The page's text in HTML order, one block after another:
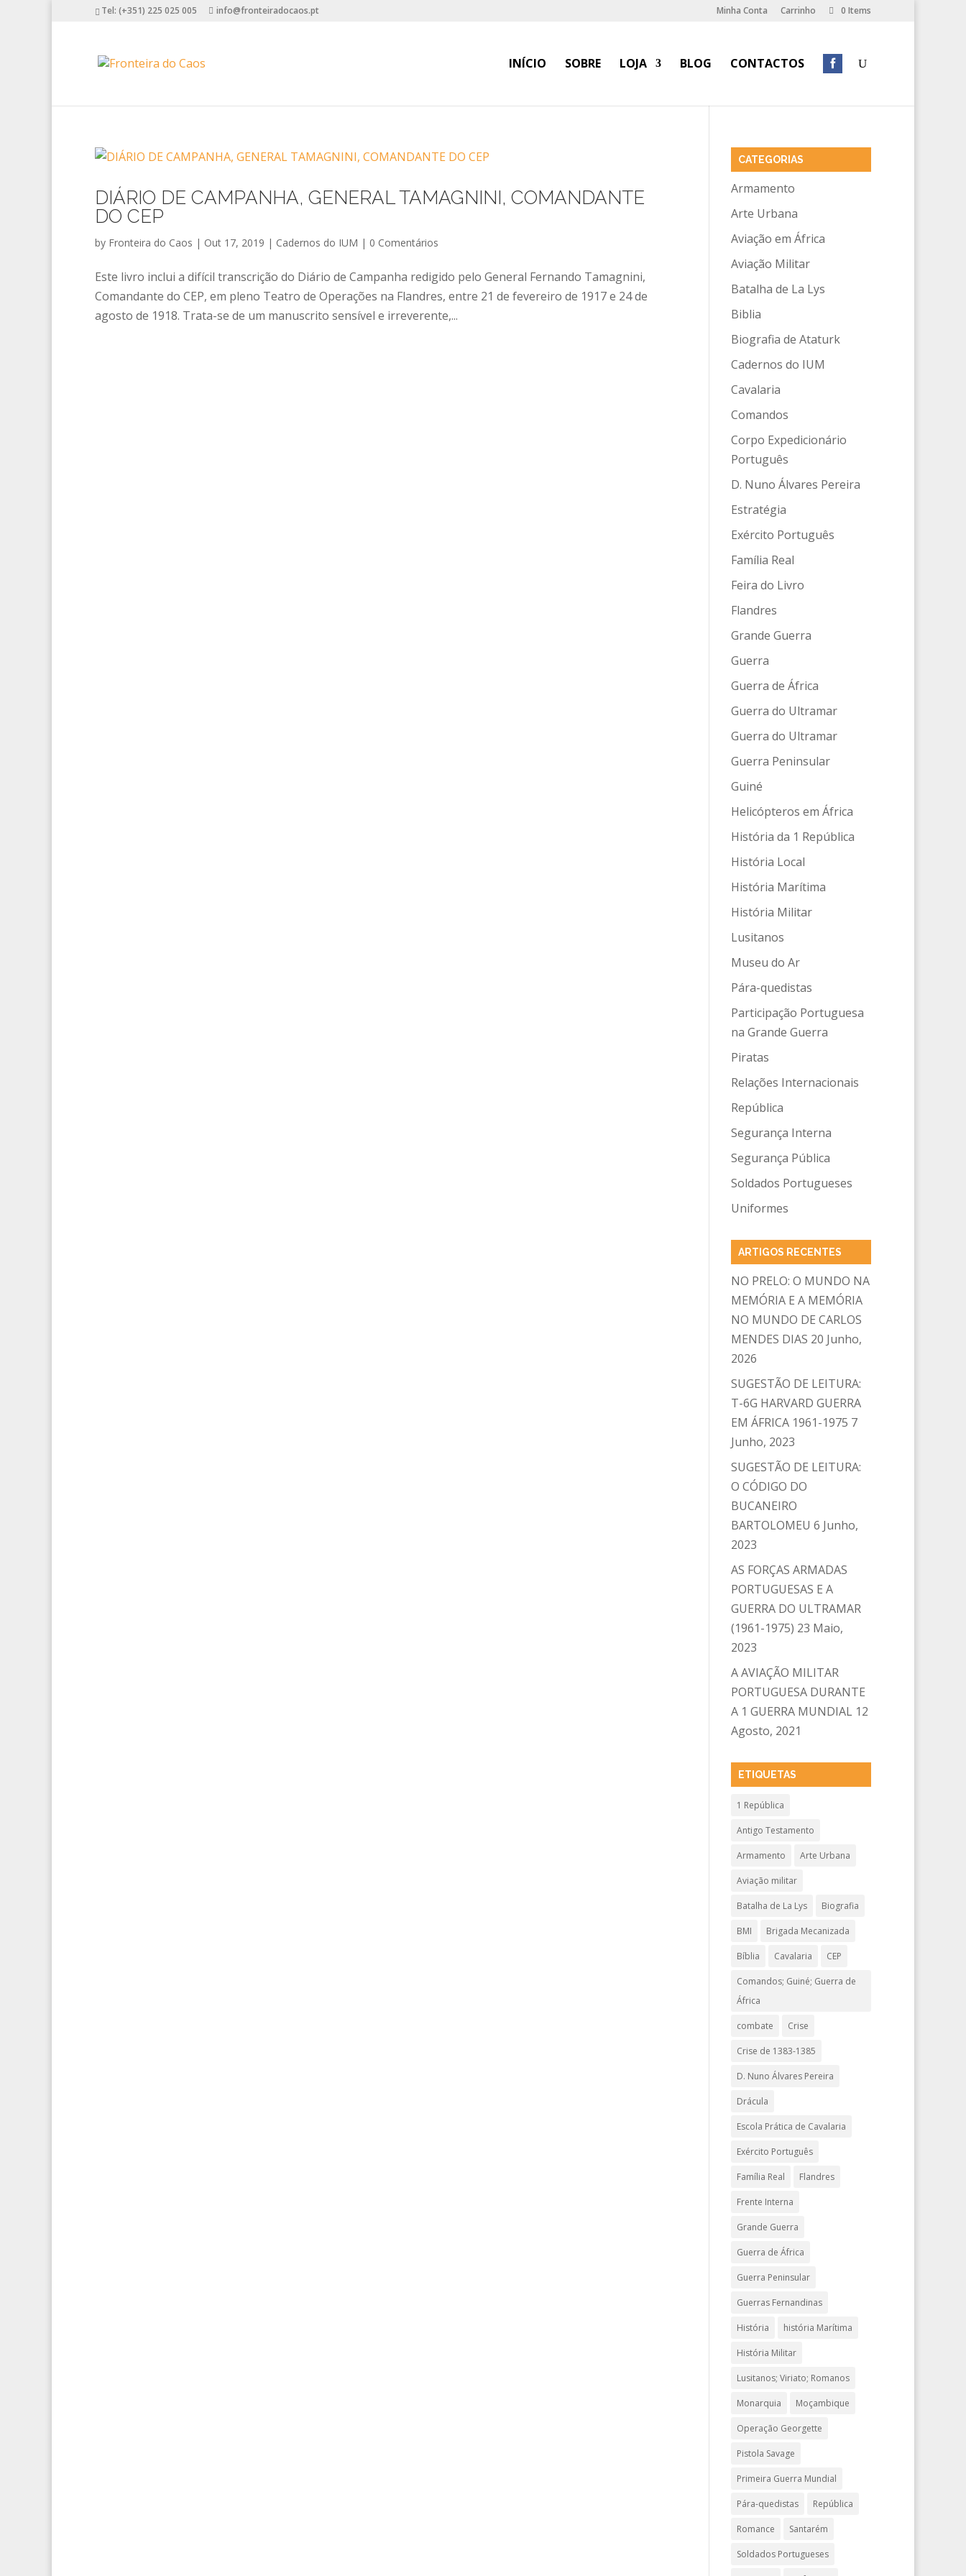
Tel: (+351) 225 025 005 info@fronteiradocaos.pt Minha Conta Carrinho 0 Items
INÍCIO SOBRE LOJA BLOG CONTACTOS
DIÁRIO DE CAMPANHA, GENERAL TAMAGNINI, COMANDANTE
DO CEP
by Fronteira do Caos | Out 17, 2019 | Cadernos do IUM | 0 Comentários
Este livro inclui a difícil transcrição do Diário de Campanha redigido pelo General Fernando Tamagnini,
Comandante do CEP, em pleno Teatro de Operações na Flandres, entre 21 de fevereiro de 1917 e 24 de
agosto de 1918. Trata-se de um manuscrito sensível e irreverente,...
CATEGORIAS
Armamento
Arte Urbana
Aviação em África
Aviação Militar
Batalha de La Lys
Biblia
Biografia de Ataturk
Cadernos do IUM
Cavalaria
Comandos
Corpo Expedicionário
Português
D. Nuno Álvares Pereira
Estratégia
Exército Português
Família Real
Feira do Livro
Flandres
Grande Guerra
Guerra
Guerra de África
Guerra do Ultramar
Guerra do Ultramar
Guerra Peninsular
Guiné
Helicópteros em África
História da 1 República
História Local
História Marítima
História Militar
Lusitanos
Museu do Ar
Pára-quedistas
Participação Portuguesa
na Grande Guerra
Piratas
Relações Internacionais
República
Segurança Interna
Segurança Pública
Soldados Portugueses
Uniformes
ARTIGOS RECENTES
NO PRELO: O MUNDO NA
MEMÓRIA E A MEMÓRIA
NO MUNDO DE CARLOS
MENDES DIAS 20 Junho,
2026
SUGESTÃO DE LEITURA:
T-6G HARVARD GUERRA
EM ÁFRICA 1961-1975 7
Junho, 2023
SUGESTÃO DE LEITURA:
O CÓDIGO DO
BUCANEIRO
BARTOLOMEU 6 Junho,
2023
AS FORÇAS ARMADAS
PORTUGUESAS E A
GUERRA DO ULTRAMAR
(1961-1975) 23 Maio,
2023
A AVIAÇÃO MILITAR
PORTUGUESA DURANTE
A 1 GUERRA MUNDIAL 12
Agosto, 2021
ETIQUETAS
1 República
Antigo Testamento
Armamento Arte Urbana
Aviação militar
Batalha de La Lys Biografia
BMI Brigada Mecanizada
Bíblia Cavalaria CEP
Comandos; Guiné; Guerra de
África
combate Crise
Crise de 1383-1385
D. Nuno Álvares Pereira
Drácula
Escola Prática de Cavalaria
Exército Português
Família Real Flandres
Frente Interna
Grande Guerra
Guerra de África
Guerra Peninsular
Guerras Fernandinas
História história Marítima
História Militar
Lusitanos; Viriato; Romanos
Monarquia Moçambique
Operação Georgette
Pistola Savage
Primeira Guerra Mundial
Pára-quedistas República
Romance Santarém
Soldados Portugueses